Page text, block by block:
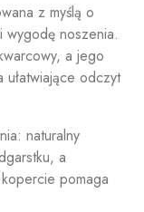
z myślą o
wygodę noszenia.
a jego
ułatwiające odczyt
naturalny
a
pomaga